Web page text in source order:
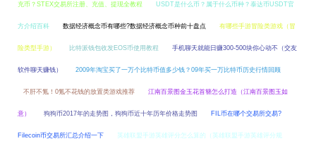
充币？STEX交易所注册、充值、提现全教程 USDT是什么币？属于什么币种？泰达币USDT官
方介绍百科 数据经济概念币有哪些?数据经济概念币种前十盘点 有哪些手游冒险类游戏（冒
险类型手游） 比特派钱包收发EOS币使用教程 手机聊天就能日赚300-500块你心动不（交友
软件聊天赚钱） 2009年淘宝买了一万个比特币值多少钱？09年买一万比特币历史行情回顾
不肝不氪！0氪不花钱的放置类游戏推荐 江南百景图金玉花首簪怎么打造（江南百景图玉如
意） 狗狗币2017年的走势图，狗狗币近十年历年价格走势图 FIL币在哪个交易所交易?
Filecoin币交易所汇总介绍一下 英雄联盟手游英雄评分怎么算的（英雄联盟手游英雄评分规